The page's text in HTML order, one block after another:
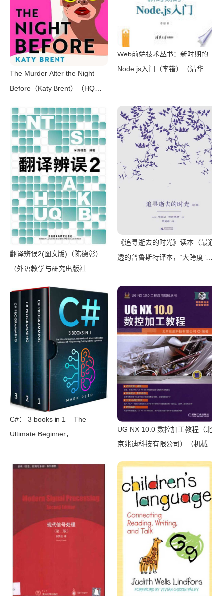
The Murder After the Night
Before（Katy Brent）（HQ
Web前端技术丛书：新时期的
Node.js入门（李锴）（清华大
翻译辨误2(图文版)（陈德彰）
（外语教学与研究出版社
《追寻逝去的时光》读本（最通
透的普鲁斯特译本，“大跨度”节
罗斯特纸上展览》）（【法】马
塞尔•普鲁斯特，周克希译）
（广西师范大学出版社 2015）
C#： 3 books in 1 – The
Ultimate Beginner，
Guides to Master C#
Experience（Mark Reed）
UG NX 10.0 数控加工教程（北
京兆迪科技有限公司）（机械工